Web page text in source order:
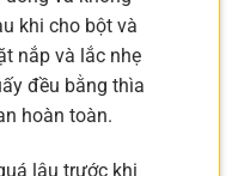
khi cho bột và
nắp và lắc nhẹ
đều bằng thìa
hoàn toàn.
lâu trước khi